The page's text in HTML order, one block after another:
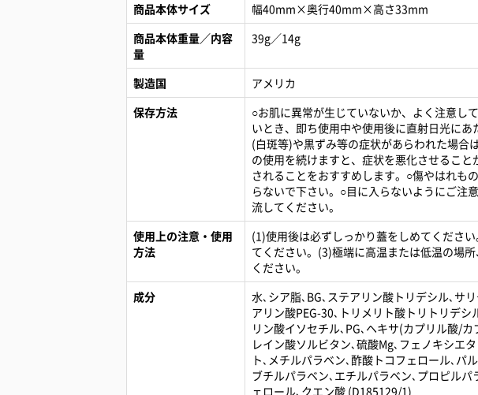
商品本体サイズ
幅40mm×奥行40mm×高さ33mm
商品本体重量／内容
量
39g／14g
製造国
アメリカ
保存方法
○お肌に異常が生じていないか、よく注意し
いとき、即ち使用中や使用後に直射日光に
(白斑等)や黒ずみ等の症状があらわれた場合
の使用を続けますと、症状を悪化させるこ
されることをおすすめします。○傷やはれも
らないで下さい。○目に入らないようにご注
流してください。
使用上の注意・使用
方法
(1)使用後は必ずしっかり蓋をしめてくださ
てください。(3)極端に高温または低温の場
ください。
成分
水､シア脂､BG､ステアリン酸トリデシル､サ
アリン酸PEG-30､トリメリト酸トリトリデ
リン酸イソセチル､PG､ヘキサ(カプリル酸/
レイン酸ソルビタン､硫酸Mg､フェノキシエ
ト､メチルパラベン､酢酸トコフェロール､パ
ブチルパラベン､エチルパラベン､プロピル
ェロール､クエン酸 (D185129/1)